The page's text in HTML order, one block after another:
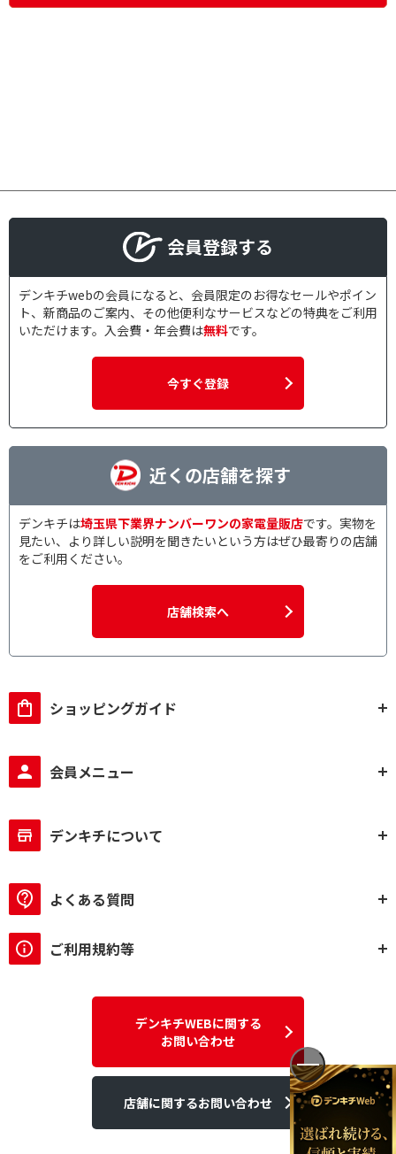
会員登録する
デンキチwebの会員になると、会員限定のお得なセールやポイン
ト、新商品のご案内、その他便利なサービスなどの特典をご利用
いただけます。入会費・年会費は無料です。
今すぐ登録
近くの店舗を探す
デンキチは埼玉県下業界ナンバーワンの家電量販店です。実物を
見たい、より詳しい説明を聞きたいという方はぜひ最寄りの店舗
をご利用ください。
店舗検索へ
ショッピングガイド
会員メニュー
デンキチについて
よくある質問
ご利用規約等
デンキチWEBに関する
お問い合わせ
店舗に関するお問い合わせ